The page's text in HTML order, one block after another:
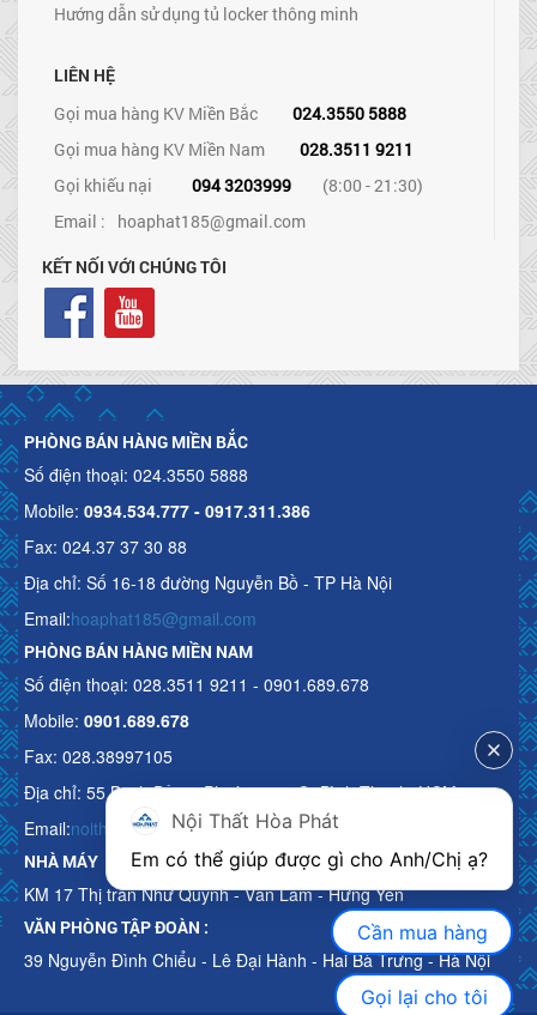
Hướng dẫn sử dụng tủ locker thông minh
LIÊN HỆ
Gọi mua hàng KV Miền Bắc
024.3550 5888
Gọi mua hàng KV Miền Nam
028.3511 9211
Gọi khiếu nại
094 3203999
(8:00 - 21:30)
Email : hoaphat185@gmail.com
KẾT NỐI VỚI CHÚNG TÔI
PHÒNG BÁN HÀNG MIỀN BẮC
Số điện thoại: 024.3550 5888
Mobile: 0934.534.777 - 0917.311.386
Fax: 024.37 37 30 88
Địa chỉ: Số 16-18 đường Nguyễn Bồ - TP Hà Nội
Email:hoaphat185@gmail.com
PHÒNG BÁN HÀNG MIỀN NAM
Số điện thoại: 028.3511 9211 - 0901.689.678
Mobile: 0901.689.678
Fax: 028.38997105
Địa chỉ: 55 Bạch Đằng, Phường 15, Q. Bình Thạnh, HCM
Email:noithathoaphattot@gmail.com
NHÀ MÁY
KM 17 Thị trấn Như Quỳnh - Văn Lâm - Hưng Yên
VĂN PHÒNG TẬP ĐOÀN :
39 Nguyễn Đình Chiểu - Lê Đại Hành - Hai Bà Trưng - Hà Nội
Nội Thất Hòa Phát
Cần mua hàng
Gọi lại cho tôi